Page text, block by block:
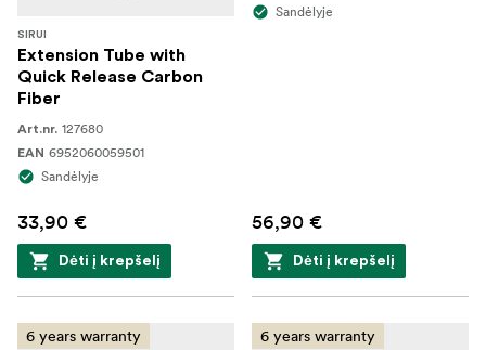
SIRUI
Extension Tube with
Quick Release Carbon
Fiber
Art.nr. 127680
EAN 6952060059501
Sandėlyje
33,90 €
Dėti į krepšelį
Sandėlyje
56,90 €
Dėti į krepšelį
6 years warranty 6 years warranty